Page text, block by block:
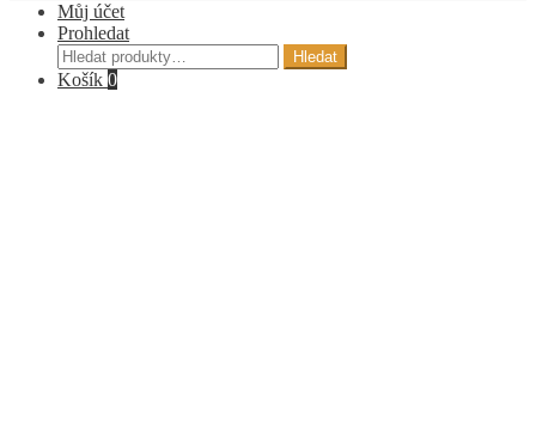
Můj účet
Prohledat
Hledat:
Hledat
Košík 0